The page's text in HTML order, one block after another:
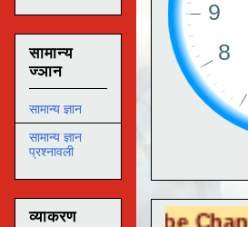
Tube Channel लाभेट
सामान्य
ज्ञान
सामान्य ज्ञान
सामान्य ज्ञान
प्रश्नावली
व्याकरण